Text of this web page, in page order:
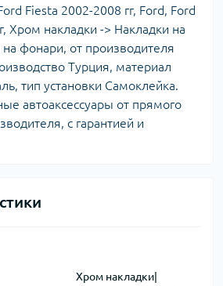
Fiesta 2002-2008 гг, Ford, Ford
Хром накладки -> Накладки на
на фонари, от производителя
Турция, материал
тип установки Самоклейка.
автоаксессуары от прямого
с гарантией и
Хром накладки|